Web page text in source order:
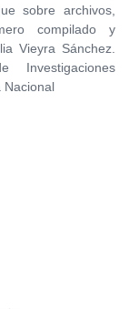
sobre archivos,
compilado y
Vieyra Sánchez.
Investigaciones
Nacional